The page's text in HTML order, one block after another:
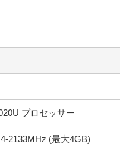
プロセッサー
2133MHz (最大4GB)